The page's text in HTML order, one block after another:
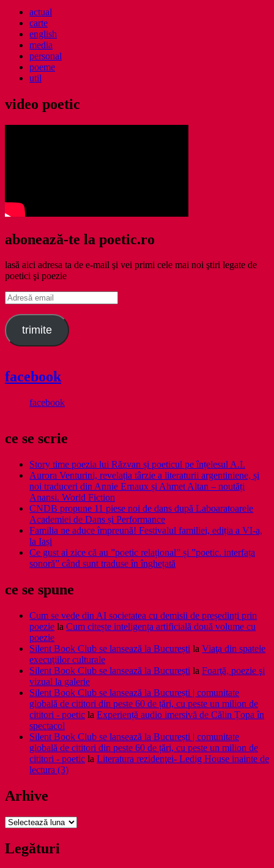
actual
carte
english
media
personal
poeme
util
video poetic
abonează-te la poetic.ro
lasă aici adresa ta de e-mail şi vei primi cele mai noi ştiri legate de
poetici şi poezie
Adresă
email
trimite
facebook
facebook
ce se scrie
Story time poezia lui Răzvan și poeticul pe înțelesul A.I.
Aurora Venturini, revelația târzie a literaturii argentiniene, și
noi traduceri din Annie Ernaux și Ahmet Altan – noutăți
Anansi. World Fiction
CNDB propune 11 piese noi de dans după Laboaratoarele
Academiei de Dans și Performance
Familia ne aduce împreună! Festivalul familiei, ediția a VI-a,
la Iași
Ce gust ai zice că au ”poetic relațional” și ”poetic. interfața
sonoră” când sunt traduse în înghețată
ce se spune
Cum se vede din AI societatea cu demisii de președinți prin
poezie la Cum citește inteligența artificială două volume cu
poezie
Silent Book Club se lansează la București la Viaţa din spatele
execuţiilor culturale
Silent Book Club se lansează la București la Foarţă, poezie şi
vizual la galerie
Silent Book Club se lansează la București | comunitate
globală de cititori din peste 60 de țări, cu peste un milion de
cititori - poetic la Experiență audio imersivă de Călin Țopa în
spectacol
Silent Book Club se lansează la București | comunitate
globală de cititori din peste 60 de țări, cu peste un milion de
cititori - poetic la Literatura rezidenţei- Ledig House inainte de
lectura (3)
Arhive
Arhive
Legături